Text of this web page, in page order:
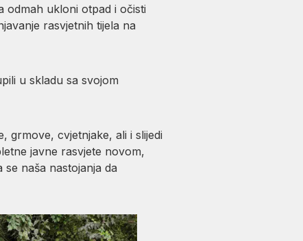
odmah ukloni otpad i očisti
rasvjetnih tijela na
u skladu sa svojom
grmove, cvjetnjake, ali i slijedi
javne rasvjete novom,
naša nastojanja da